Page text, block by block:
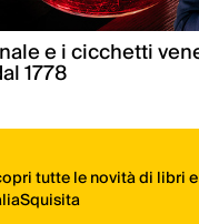
e i cicchetti
1778
tutte le novità di libri